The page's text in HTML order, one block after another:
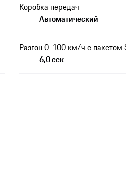
Коробка передач
Автоматический
Разгон 0-100 км/ч с пакетом
6,0 сек